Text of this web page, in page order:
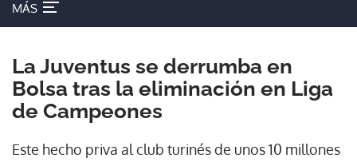
MÁS
La Juventus se derrumba en
Bolsa tras la eliminación en Liga
de Campeones
Este hecho priva al club turinés de unos 10 millones